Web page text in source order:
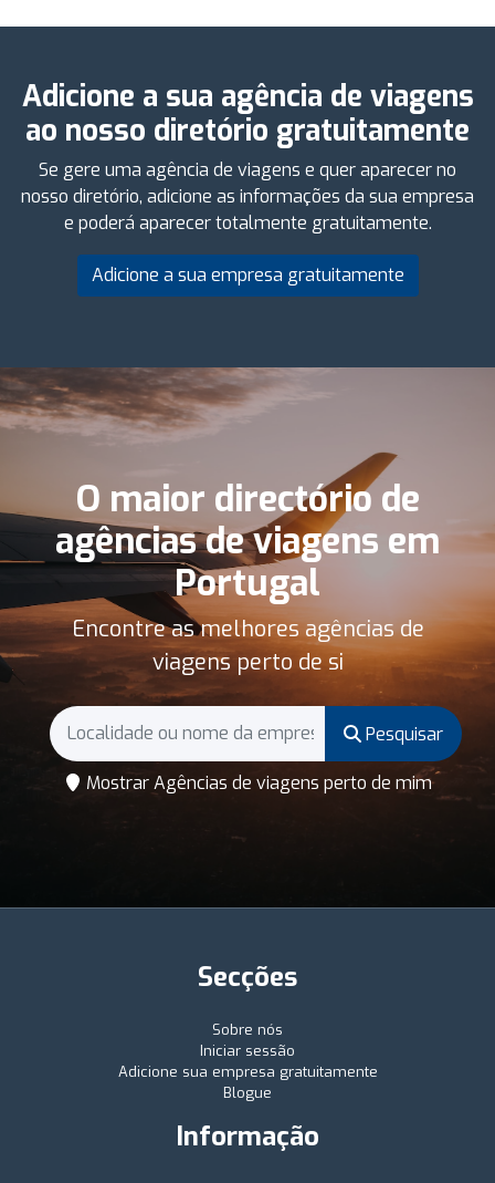
Adicione a sua agência de viagens
ao nosso diretório gratuitamente
Se gere uma agência de viagens e quer aparecer no
nosso diretório, adicione as informações da sua empresa
e poderá aparecer totalmente gratuitamente.
Adicione a sua empresa gratuitamente
O maior directório de
agências de viagens em
Portugal
Encontre as melhores agências de
viagens perto de si
Pesquisar
Mostrar Agências de viagens perto de mim
Secções
Sobre nós
Iniciar sessão
Adicione sua empresa gratuitamente
Blogue
Informação